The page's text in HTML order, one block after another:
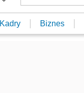
Kadry Biznes